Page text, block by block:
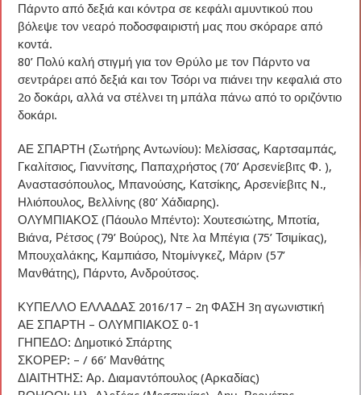
Πάρντο από δεξιά και κόντρα σε κεφάλι αμυντικού που
βόλεψε τον νεαρό ποδοσφαιριστή μας που σκόραρε από
κοντά.
80’ Πολύ καλή στιγμή για τον Θρύλο με τον Πάρντο να
σεντράρει από δεξιά και τον Τσόρι να πιάνει την κεφαλιά στο
2ο δοκάρι, αλλά να στέλνει τη μπάλα πάνω από το οριζόντιο
δοκάρι.
ΑΕ ΣΠΑΡΤΗ (Σωτήρης Αντωνίου): Μελίσσας, Καρτσαμπάς,
Γκαλίτσιος, Γιαννίτσης, Παπαχρήστος (70’ Αρσενίεβιτς Φ. ),
Αναστασόπουλος, Μπανούσης, Κατσίκης, Αρσενίεβιτς N.,
Ηλιόπουλος, Βελλίνης (80’ Χάδιαρης).
ΟΛΥΜΠΙΑΚΟΣ (Πάουλο Μπέντο): Χουτεσιώτης, Μποτία,
Βιάνα, Ρέτσος (79’ Βούρος), Ντε λα Μπέγια (75’ Τσιμίκας),
Μπουχαλάκης, Καμπιάσο, Ντομίνγκεζ, Μάριν (57’
Μανθάτης), Πάρντο, Ανδρούτσος.
ΚΥΠΕΛΛΟ ΕΛΛΑΔΑΣ 2016/17 – 2η ΦΑΣΗ 3η αγωνιστική
ΑΕ ΣΠΑΡΤΗ – ΟΛΥΜΠΙΑΚΟΣ 0-1
ΓΗΠΕΔΟ: Δημοτικό Σπάρτης
ΣΚΟΡΕΡ: – / 66’ Μανθάτης
ΔΙΑΙΤΗΤΗΣ: Αρ. Διαμαντόπουλος (Αρκαδίας)